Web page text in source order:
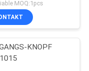
MOQ:1pcs
KNOPF